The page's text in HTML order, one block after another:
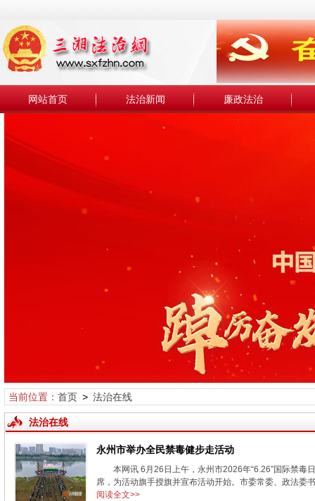
网站首页 法治新闻 廉政法治
当前位置： 首页> 法治在线
法治在线
永州市举办全民禁毒健步走活动
本网讯 6月26日上午，永州市2026年“6.26”国际禁毒
席，为活动旗手授旗并宣布活动开始。市委常委、政法
阅读全文>>